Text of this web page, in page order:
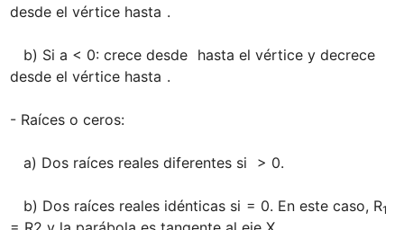
desde el vértice hasta .
   b) Si a < 0: crece desde
hasta el vértice y decrece
desde el vértice hasta .
- Raíces o ceros:
   a) Dos raíces reales diferentes si
> 0.
   b) Dos raíces reales idénticas si
= 0. En este caso, R1